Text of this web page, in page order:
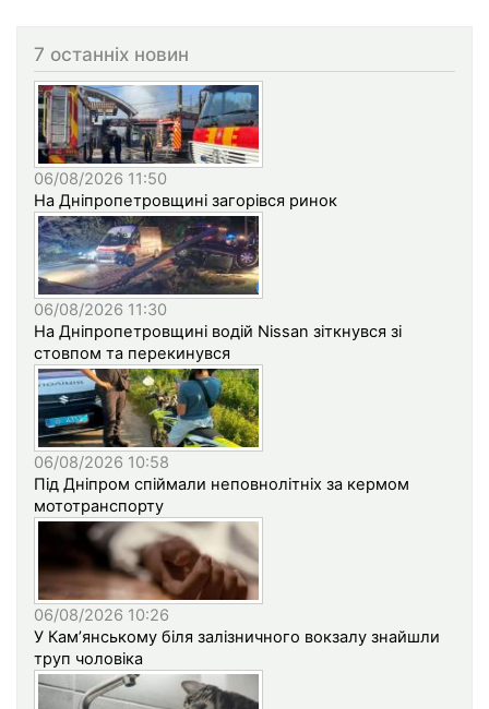
7 останніх новин
06/08/2026 11:50
На Дніпропетровщині загорівся ринок
06/08/2026 11:30
На Дніпропетровщині водій Nissan зіткнувся зі
стовпом та перекинувся
06/08/2026 10:58
Під Дніпром спіймали неповнолітніх за кермом
мототранспорту
06/08/2026 10:26
У Кам’янському біля залізничного вокзалу знайшли
труп чоловіка